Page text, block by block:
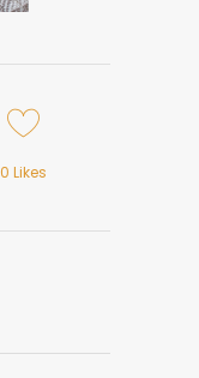
0 Likes